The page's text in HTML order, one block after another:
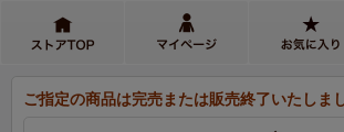
ご指定の商品は完売または販売終了いたしまし